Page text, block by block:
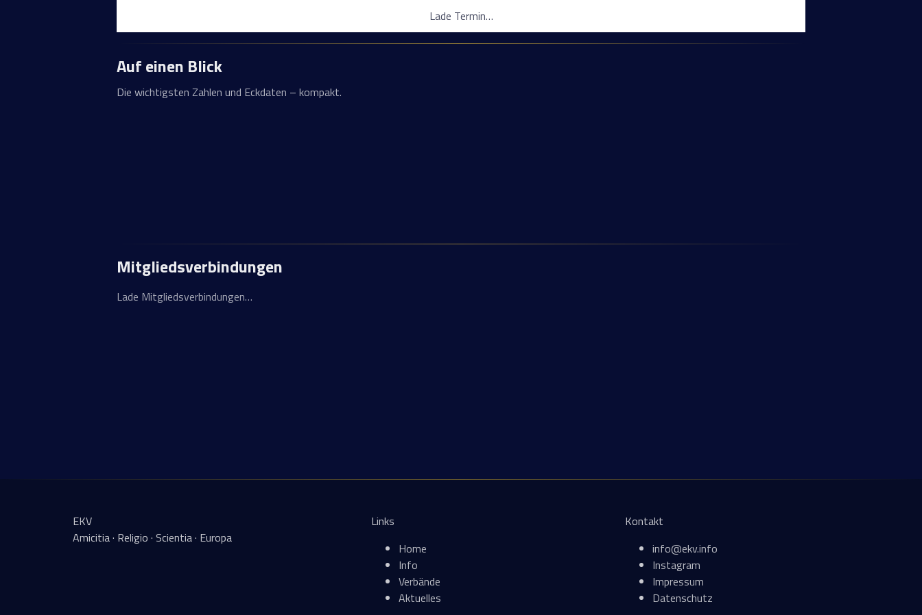
Lade Termin…
Auf einen Blick
Die wichtigsten Zahlen und Eckdaten – kompakt.
Mitgliedsverbindungen
Lade Mitgliedsverbindungen…
EKV
Amicitia · Religio · Scientia · Europa
Links
Home
Info
Verbände
Aktuelles
Kontakt
info@ekv.info
Instagram
Impressum
Datenschutz